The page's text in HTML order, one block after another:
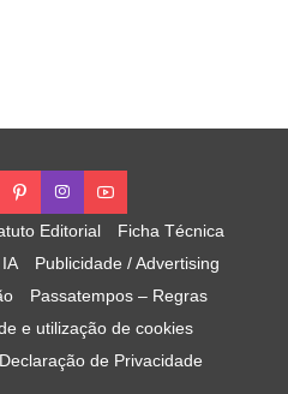
Editorial
Ficha Técnica
Publicidade / Advertising
Passatempos – Regras
e utilização de cookies
Declaração de Privacidade